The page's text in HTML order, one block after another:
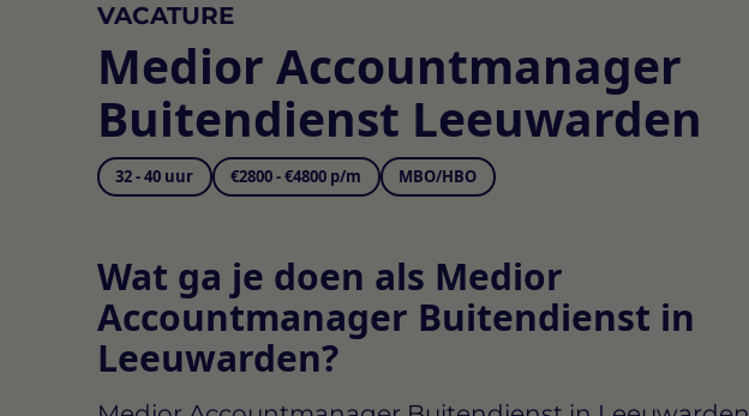
VACATURE
Medior Accountmanager
Buitendienst Leeuwarden
32 - 40 uur €2800 - €4800 p/m MBO/HBO
Wat ga je doen als Medior
Accountmanager Buitendienst in
Leeuwarden?